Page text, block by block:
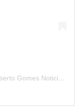
Uma publicação partilhada por Blog Adalberto Gomes Noticias (@blogadalbertogomesnoticiass)